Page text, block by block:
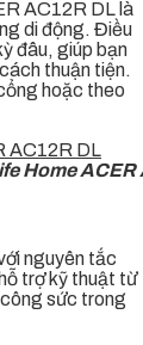
AC12R DL là
di động. Điều
đâu, giúp bạn
thuận tiện.
hoặc theo
Home ACER
nguyên tắc
trợ kỹ thuật từ
sức trong